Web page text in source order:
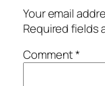
Your email
Required fields
Comment*